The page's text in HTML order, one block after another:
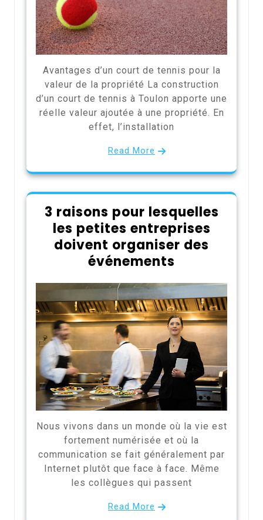
Avantages d’un court de tennis pour la
valeur de la propriété La construction
d’un court de tennis à Toulon apporte une
réelle valeur ajoutée à une propriété. En
effet, l’installation
Read More
3 raisons pour lesquelles
les petites entreprises
doivent organiser des
événements
Nous vivons dans un monde où la vie est
fortement numérisée et où la
communication se fait généralement par
Internet plutôt que face à face. Même
les collègues qui passent
Read More